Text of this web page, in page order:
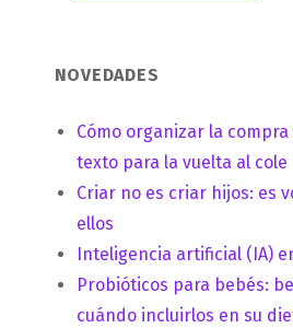
NOVEDADES
Cómo organizar la
texto para la vuelta al cole
Criar no es criar hijos: es
ellos
Inteligencia artificial (IA)
Probióticos para bebés:
cuándo incluirlos en su